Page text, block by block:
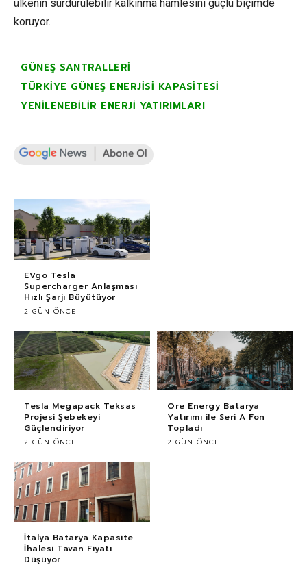
ülkenin sürdürülebilir kalkınma hamlesini güçlü biçimde
koruyor.
GÜNEŞ SANTRALLERI
TÜRKIYE GÜNEŞ ENERJISI KAPASITESI
YENILENEBILIR ENERJI YATIRIMLARI
EVgo Tesla
Supercharger Anlaşması
Hızlı Şarjı Büyütüyor
2 GÜN ÖNCE
Tesla Megapack Teksas
Projesi Şebekeyi
Güçlendiriyor
2 GÜN ÖNCE
Ore Energy Batarya
Yatırımı ile Seri A Fon
Topladı
2 GÜN ÖNCE
İtalya Batarya Kapasite
İhalesi Tavan Fiyatı
Düşüyor